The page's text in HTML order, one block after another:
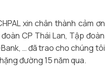
xin chân thành cảm ơn
CP Thái Lan, Tập đoàn
… đã trao cho chúng tôi
đường 15 năm qua.